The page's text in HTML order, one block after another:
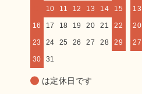
10 11 12 13 14 15
16 17 18 19 20 21 22
23 24 25 26 27 28 29
30 31
13
20
27
は定休日です